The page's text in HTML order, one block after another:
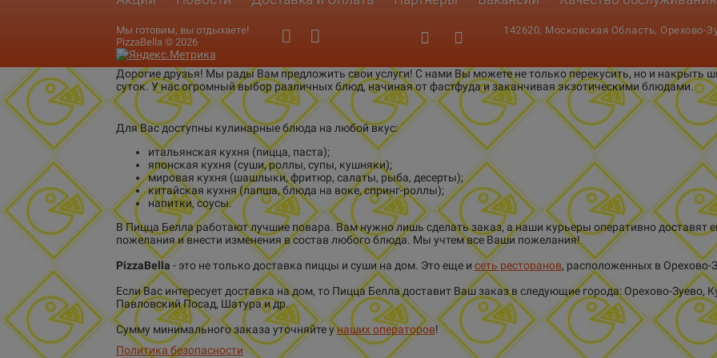
Мы готовим, вы отдыхаете!
PizzaBella © 2026
142620, Московская Область, Орехово-
Дорогие друзья! Мы рады Вам предложить свои услуги! С нами Вы можете не только перекусить, но и накрыть
суток. У нас огромный выбор различных блюд, начиная от фастфуда и заканчивая экзотическими блюдами.
Для Вас доступны кулинарные блюда на любой вкус:
итальянская кухня (пицца, паста);
японская кухня (суши, роллы, супы, кушняки);
мировая кухня (шашлыки, фритюр, салаты, рыба, десерты);
китайская кухня (лапша, блюда на воке, спринг-роллы);
напитки, соусы.
В Пицца Белла работают лучшие повара. Вам нужно лишь сделать заказ, а наши курьеры оперативно доставят
пожелания и внести изменения в состав любого блюда. Мы учтем все Ваши пожелания!
PizzaBella - это не только доставка пиццы и суши на дом. Это еще и сеть ресторанов, расположенных в Орехово-
Если Вас интересует доставка на дом, то Пицца Белла доставит Ваш заказ в следующие города: Орехово-
Павловский Посад, Шатура и др.
Сумму минимального заказа уточняйте унаших операторов!
Политика безопасности